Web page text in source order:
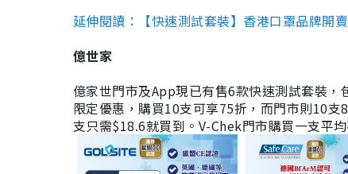
延伸閱讀：【快速測試套裝】香港口罩品牌
億世家
億家世門市及App現已有售6款快速測試套裝
限定優惠，購買10支可享75折，而門市則10
支只需$18.6就買到。V-Chek門市購買一支平